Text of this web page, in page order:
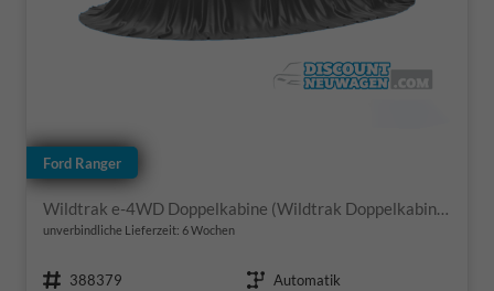
Ford Ranger
Wildtrak e-4WD Doppelkabine (Wildtrak Doppelkabine) 2.0 EcoBlue 151kW (205 PS) 10-Stufen-Automatikgetriebe
unverbindliche Lieferzeit: 6 Wochen
Fahrzeugnr. 388379 Getriebe Automatik